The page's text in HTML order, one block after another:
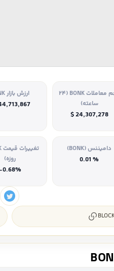
حجم معاملات BONK (۲۴
ساعته)
$ 24,307,278
ارزش بازار BONK
دامیننس (BONK)
% 0.01
روزه)